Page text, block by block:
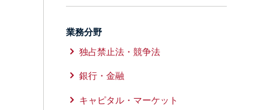
業務分野
独占禁止法・競争法
銀行・金融
キャピタル・マーケット